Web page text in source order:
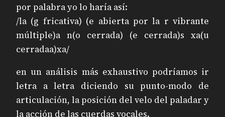
por palabra yo lo haría así:
/la (g fricativa) (e abierta por la r vibrante
múltiple)a n(o cerrada) (e cerrada)s xa(u
cerradaa)xa/
en un análisis más exhaustivo podríamos ir
letra a letra diciendo su punto-modo de
articulación, la posición del velo del paladar y
la acción de las cuerdas vocales.